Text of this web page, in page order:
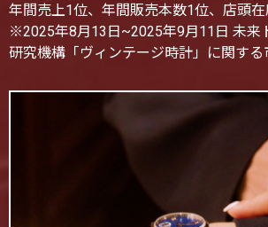
年間売上1位、年間販売本数1位、店頭
※2025年8月13日~2025年9月11日 未来
研究機構「ヴィンテージ時計」に関する